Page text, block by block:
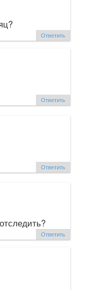
Ответить
Ответить
Ответить
Ответить